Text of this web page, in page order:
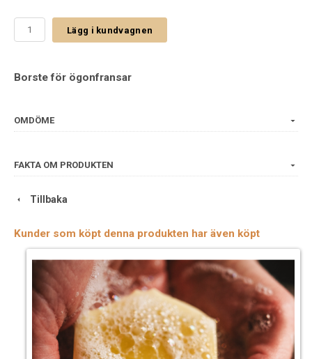
Lägg i kundvagnen
Borste för ögonfransar
OMDÖME
FAKTA OM PRODUKTEN
Tillbaka
Kunder som köpt denna produkten har även köpt